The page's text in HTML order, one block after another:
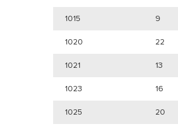
1015 9
1020 22
1021 13
1023 16
1025 20